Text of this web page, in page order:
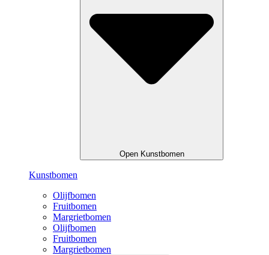
Open Kunstbomen
Kunstbomen
Olijfbomen
Fruitbomen
Margrietbomen
Olijfbomen
Fruitbomen
Margrietbomen